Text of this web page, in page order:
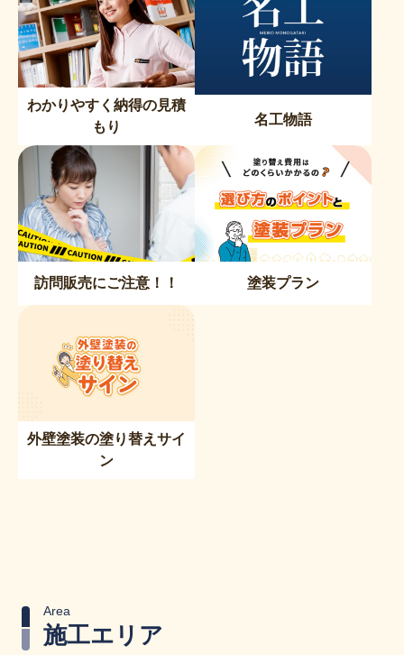
わかりやすく納得の見積
もり
名工物語
訪問販売にご注意！！ 塗装プラン
外壁塗装の塗り替えサイ
ン
施工エリア
Area